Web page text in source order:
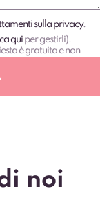
sulla privacy.
quiper gestirli).
è gratuita e non
noi